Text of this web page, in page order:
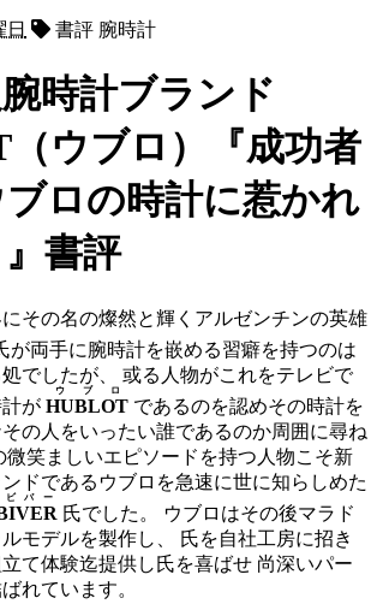
日 書評 腕時計
時計ブランド
ウブロ）『成功者
ロの時計に惹かれ
書評
その名の燦然と輝くアルゼンチンの英雄
が両手に腕時計を嵌める習癖を持つのは
でしたが、 或る人物がこれをテレビで
が HUBLOT
ウブロ
であるのを認めその時計を
の人をいったい誰であるのか周囲に尋ね
微笑ましいエピソードを持つ人物こそ新
ドであるウブロを急速に世に知らしめた
バー
氏でした。 ウブロはその後マラド
モデルを製作し、 氏を自社工房に招き
て体験迄提供し氏を喜ばせ 尚深いパー
れています。